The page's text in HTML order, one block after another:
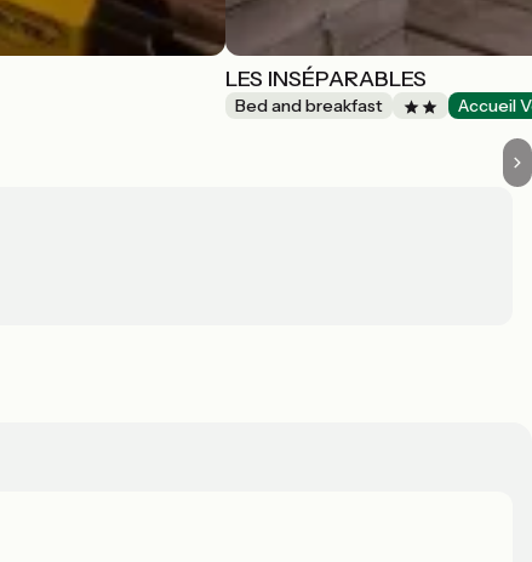
LES INSÉPARABLES
Bed and breakfast Accueil